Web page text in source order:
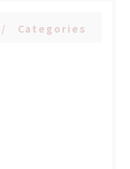
Categories